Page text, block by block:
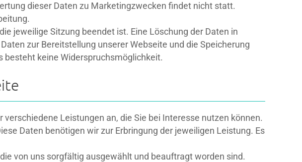
dieser Daten zu Marketingzwecken findet nicht statt.
jeweilige Sitzung beendet ist. Eine Löschung der Daten in
zur Bereitstellung unserer Webseite und die Speicherung
besteht keine Widerspruchsmöglichkeit.
Leistungen an, die Sie bei Interesse nutzen können.
Daten benötigen wir zur Erbringung der jeweiligen Leistung. Es
von uns sorgfältig ausgewählt und beauftragt worden sind.